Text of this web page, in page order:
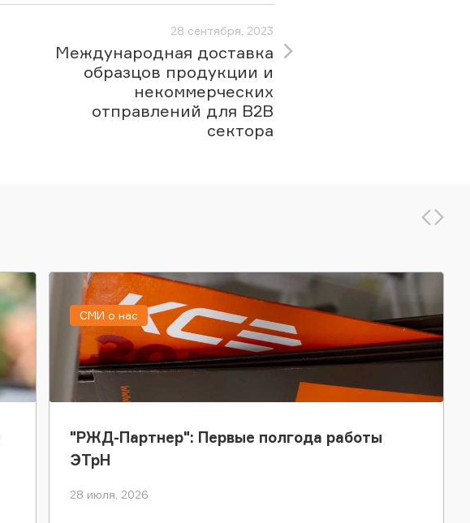
28 сентября, 2023
Международная доставка
образцов продукции и
некоммерческих
отправлений для B2B
сектора
"РЖД-Партнер": Первые полгода работы
ЭТрН
28 июля, 2026
СМИ о нас